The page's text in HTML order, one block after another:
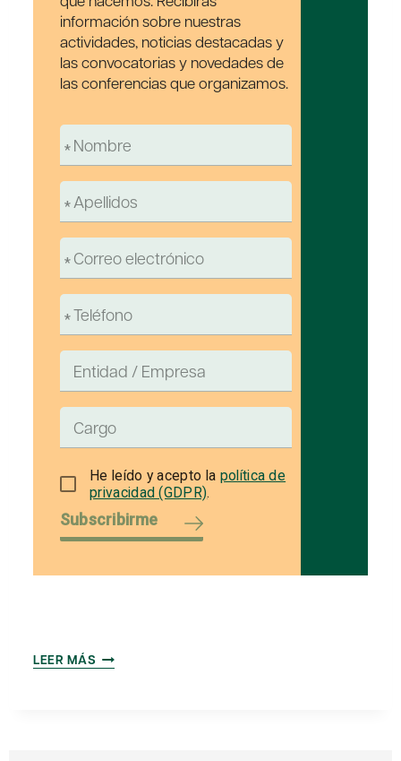
información sobre nuestras
actividades, noticias destacadas y
las convocatorias y novedades de
las conferencias que organizamos.
He leído y acepto la política de
privacidad (GDPR).
Subscribirme
LEER MÁS NUESTRA